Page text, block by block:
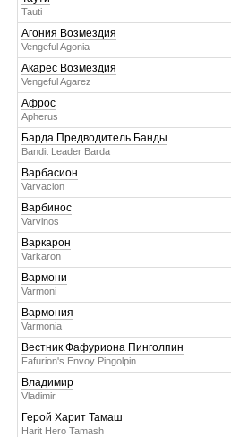
Tauti
Агония Возмездия
Vengeful Agonia
Акарес Возмездия
Vengeful Agarez
Афрос
Apherus
Барда Предводитель Банды
Bandit Leader Barda
Варбасион
Varvacion
Варбинос
Varvinos
Варкарон
Varkaron
Вармони
Varmoni
Вармония
Varmonia
Вестник Фафуриона Пинголпин
Fafurion's Envoy Pingolpin
Владимир
Vladimir
Герой Харит Тамаш
Harit Hero Tamash